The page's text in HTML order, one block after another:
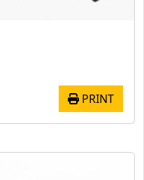
PRINT